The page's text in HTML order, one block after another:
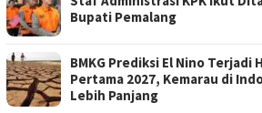
Bupati Pemalang
BMKG Prediksi El Nino Terjadi
Pertama 2027, Kemarau di
Lebih Panjang